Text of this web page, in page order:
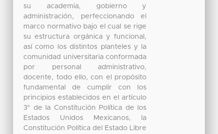
su academia, gobierno y
administración, perfeccionando el
marco normativo bajo el cual se rige
su estructura orgánica y funcional,
así como los distintos planteles y la
comunidad universitaria conformada
por personal administrativo,
docente, todo ello, con el propósito
fundamental de cumplir con los
principios establecidos en el artículo
3° de la Constitución Política de los
Estados Unidos Mexicanos, la
Constitución Política del Estado Libre